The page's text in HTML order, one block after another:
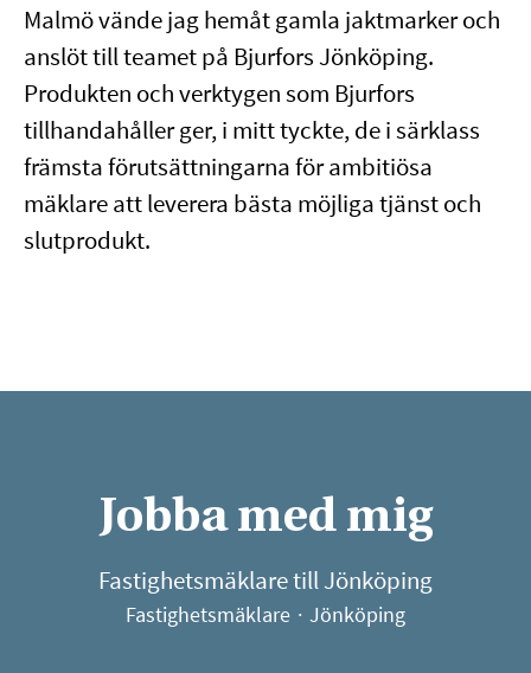
Malmö vände jag hemåt gamla jaktmarker och
anslöt till teamet på Bjurfors Jönköping.
Produkten och verktygen som Bjurfors
tillhandahåller ger, i mitt tyckte, de i särklass
främsta förutsättningarna för ambitiösa
mäklare att leverera bästa möjliga tjänst och
slutprodukt.
Jobba med mig
Fastighetsmäklare till Jönköping
Fastighetsmäklare · Jönköping